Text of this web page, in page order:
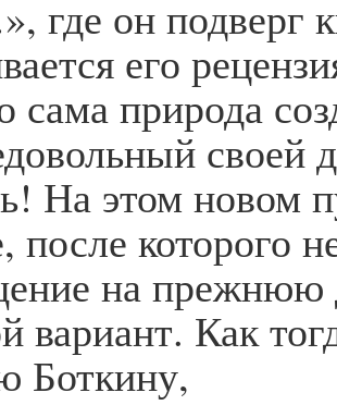
где он подверг
его
сама природа
своей
На этом новом
после которого
на
вариант. Как
Боткину,